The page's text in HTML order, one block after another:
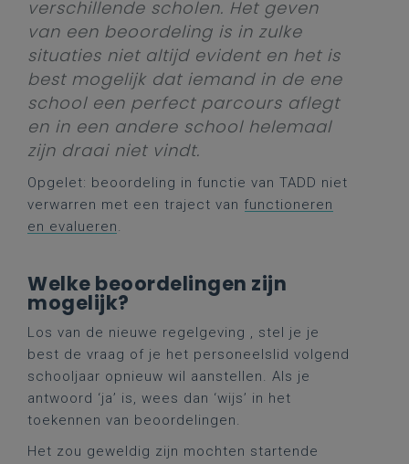
verschillende scholen. Het geven
van een beoordeling is in zulke
situaties niet altijd evident en het is
best mogelijk dat iemand in de ene
school een perfect parcours aflegt
en in een andere school helemaal
zijn draai niet vindt.
Opgelet: beoordeling in functie van TADD niet
verwarren met een traject van functioneren
en evalueren.
Welke beoordelingen zijn
mogelijk?
Los van de nieuwe regelgeving , stel je je
best de vraag of je het personeelslid volgend
schooljaar opnieuw wil aanstellen. Als je
antwoord ‘ja’ is, wees dan ‘wijs’ in het
toekennen van beoordelingen.
Het zou geweldig zijn mochten startende